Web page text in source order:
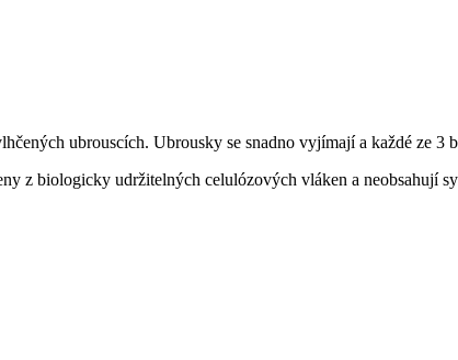
ubrouscích. Ubrousky se snadno vyjímají a každé ze 3
z biologicky udržitelných celulózových vláken a neobsahují